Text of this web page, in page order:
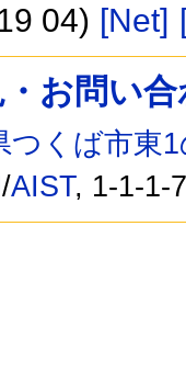
04) [Net]
・お問い
つくば市東
/AIST, 1-1-1-